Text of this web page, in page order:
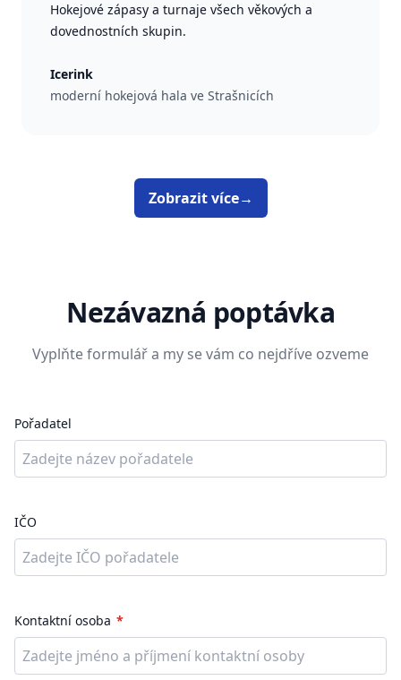
Hokejové zápasy a turnaje všech věkových a
dovednostních skupin.
Icerink
moderní hokejová hala ve Strašnicích
Zobrazit více→
Nezávazná poptávka
Vyplňte formulář a my se vám co nejdříve ozveme
Pořadatel
IČO
Kontaktní osoba